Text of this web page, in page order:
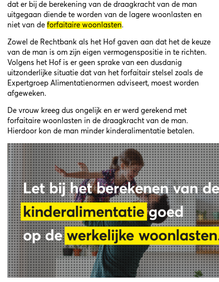
dat er bij de berekening van de draagkracht van de man
uitgegaan diende te worden van de lagere woonlasten en
niet van de forfaitaire woonlasten.
Zowel de Rechtbank als het Hof gaven aan dat het de keuze
van de man is om zijn eigen vermogenspositie in te richten.
Volgens het Hof is er geen sprake van een dusdanig
uitzonderlijke situatie dat van het forfaitair stelsel zoals de
Expertgroep Alimentatienormen adviseert, moest worden
afgeweken.
De vrouw kreeg dus ongelijk en er werd gerekend met
forfaitaire woonlasten in de draagkracht van de man.
Hierdoor kon de man minder kinderalimentatie betalen.